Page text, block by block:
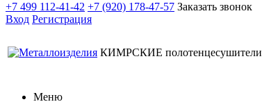
+7 499 112-41-42 +7 (920) 178-47-57 Заказать звонок
Вход Регистрация
КИМРСКИЕ полотенцесушители
Меню